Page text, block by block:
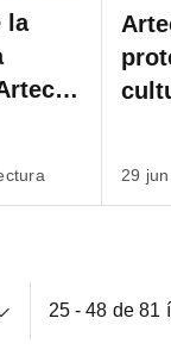
la
29
25 - 48 de 81